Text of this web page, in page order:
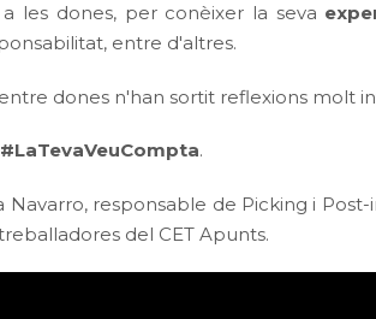
les dones, per conèixer la seva
entre d'altres.
dones n'han sortit reflexions molt
#LaTevaVeuCompta.
responsable de Picking i
del CET Apunts.